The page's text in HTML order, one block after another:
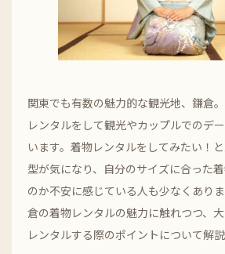
関東でも有数の魅力的な観光地、鎌倉
レンタルをして観光やカップルでのデ
います。着物レンタルをしてみたい！
型が気になり、自分のサイズに合った
のか不安に感じている人も少なくあり
倉の着物レンタルの魅力に触れつつ、
レンタルする際のポイントについて解説